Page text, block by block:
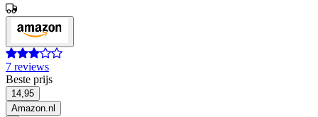
7 reviews
Beste prijs
14,95
Amazon.nl